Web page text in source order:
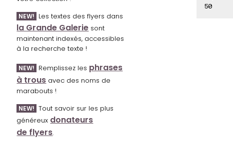
NEW! Les textes des flyers dans
la Grande Galerie sont
maintenant indexés, accessibles
à la recherche texte !
NEW! Remplissez les phrases
à trous avec des noms de
marabouts !
NEW! Tout savoir sur les plus
généreux donateurs
de flyers.
50